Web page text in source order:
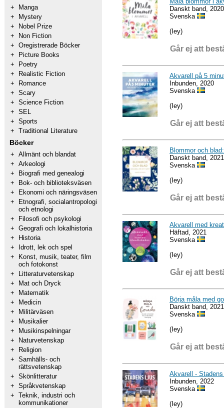
+
Manga
+
Mystery
+
Nobel Prize
+
Non Fiction
+ Oregistrerade Böcker
+
Picture Books
+
Poetry
+
Realistic Fiction
+
Romance
+ Scary
+ Science Fiction
+ SEL
+ Sports
+ Traditional Literature
Böcker
+ Allmänt och blandat
+ Arkeologi
+
Biografi med genealogi
+
Bok- och biblioteksväsen
+
Ekonomi och näringsväsen
+
Etnografi, socialantropologi
och etnologi
+
Filosofi och psykologi
+ Geografi och lokalhistoria
+
Historia
+
Idrott, lek och spel
+
Konst, musik, teater, film
och fotokonst
+
Litteraturvetenskap
+
Mat och Dryck
+
Matematik
+
Medicin
+
Militärväsen
+
Musikalier
+
Musikinspelningar
+
Naturvetenskap
+
Religion
+ Samhälls- och
rättsvetenskap
+ Skönlitteratur
+ Språkvetenskap
+ Teknik, industri och
kommunikationer
Danskt band, 2020
Svenska
(Iey)
Går ej att
Akvarell på 5
Inbunden, 2020
Svenska
(Iey)
Går ej att
Blommor och
Danskt band, 2021
Svenska
(Iey)
Går ej att
Akvarell med
Häftad, 2021
Svenska
(Iey)
Går ej att
Börja måla med
Danskt band, 2021
Svenska
(Iey)
Går ej att
Akvarell -
Inbunden, 2022
Svenska
(Iey)